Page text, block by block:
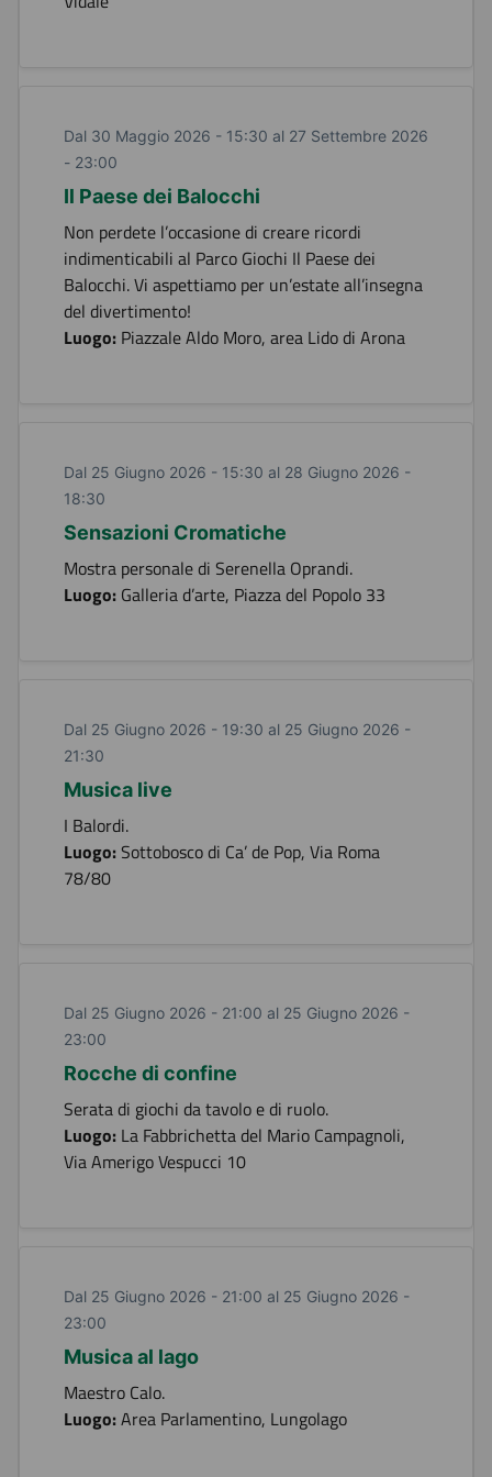
Dal 30 Maggio 2026 - 15:30 al 27 Settembre 2026
- 23:00
Il Paese dei Balocchi
Non perdete l’occasione di creare ricordi
indimenticabili al Parco Giochi Il Paese dei
Balocchi. Vi aspettiamo per un’estate all’insegna
del divertimento!
Luogo: Piazzale Aldo Moro, area Lido di Arona
Dal 25 Giugno 2026 - 15:30 al 28 Giugno 2026 -
18:30
Sensazioni Cromatiche
Mostra personale di Serenella Oprandi.
Luogo: Galleria d’arte, Piazza del Popolo 33
Dal 25 Giugno 2026 - 19:30 al 25 Giugno 2026 -
21:30
Musica live
I Balordi.
Luogo:Sottobosco di Ca’ de Pop, Via Roma
78/80
Dal 25 Giugno 2026 - 21:00 al 25 Giugno 2026 -
23:00
Rocche di confine
Serata di giochi da tavolo e di ruolo.
Luogo: La Fabbrichetta del Mario Campagnoli,
Via Amerigo Vespucci 10
Dal 25 Giugno 2026 - 21:00 al 25 Giugno 2026 -
23:00
Musica al lago
Maestro Calo.
Luogo:Area Parlamentino, Lungolago